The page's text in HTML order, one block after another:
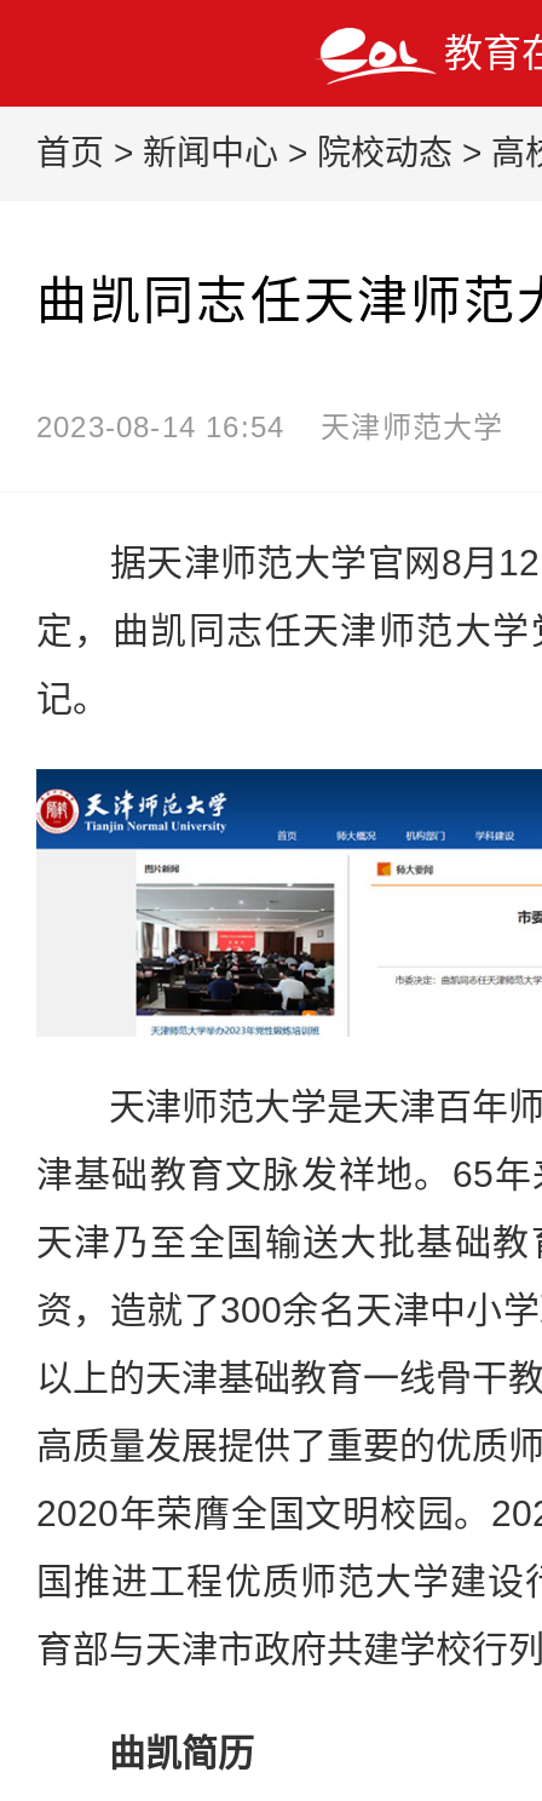
教育
首页 > 新闻中心 > 院校动态 > 高
曲凯同志任天津师范
2023-08-14 16:54 天津师范大学
据天津师范大学官网8月12
定，曲凯同志任天津师范大
记。
天津师范大学是天津百年师
津基础教育文脉发祥地。65
天津乃至全国输送大批基础
资，造就了300余名天津中小
以上的天津基础教育一线骨干
高质量发展提供了重要的优质
2020年荣膺全国文明校园。
国推进工程优质师范大学建设
育部与天津市政府共建学校行
曲凯简历